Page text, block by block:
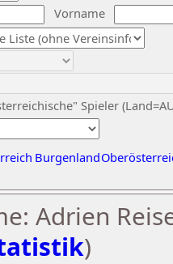
Vorname
Spieler
Burgenland
Adrien
)